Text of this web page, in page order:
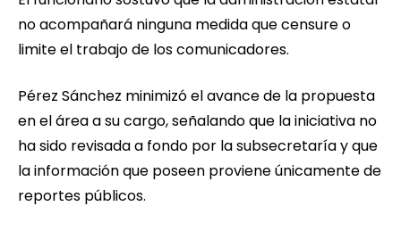
no acompañará ninguna medida que censure o
limite el trabajo de los comunicadores.
Pérez Sánchez minimizó el avance de la propuesta
en el área a su cargo, señalando que la iniciativa no
ha sido revisada a fondo por la subsecretaría y que
la información que poseen proviene únicamente de
reportes públicos.